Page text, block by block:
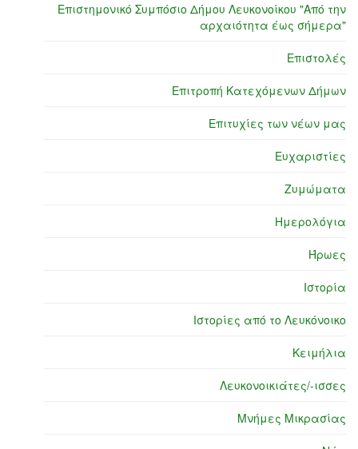
Επιστημονικό Συμπόσιο Δήμου Λευκονοίκου "Από την
αρχαιότητα έως σήμερα"
Επιστολές
Επιτροπή Κατεχόμενων Δήμων
Επιτυχίες των νέων μας
Ευχαριστίες
Ζυμώματα
Ημερολόγια
Ήρωες
Ιστορία
Ιστορίες από το Λευκόνοικο
Κειμήλια
Λευκονοικιάτες/-ισσες
Μνήμες Μικρασίας